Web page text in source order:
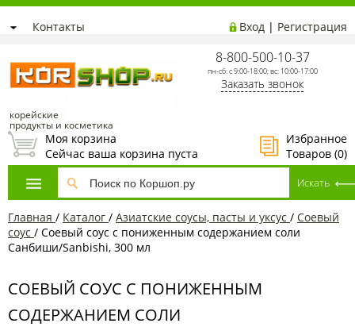
Контакты Вход | Регистрация
корейские
продукты и косметика
8-800-500-10-37
пн-сб: с 9:00-18:00; вс: 10:00-17:00
Заказать звонок
Избранное
Товаров (0)
Моя корзина
Сейчас ваша корзина пуста
Главная / Каталог / Азиатские соусы, пасты и уксус / Соевый
соус / Соевый соус с пониженным содержанием соли
Санбиши/Sanbishi, 300 мл
СОЕВЫЙ СОУС С ПОНИЖЕННЫМ
СОДЕРЖАНИЕМ СОЛИ